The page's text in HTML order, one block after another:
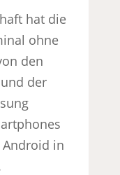
hat die
ohne
den
der
in